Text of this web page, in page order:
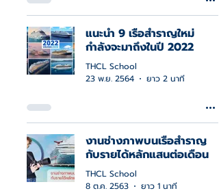
แนะนำ 9 เรือสำราญใหม่
กำลังจะมาถึงในปี 2022
THCL School
23 พ.ย. 2564
ยาว 2 นาที
งานช่างภาพบนเรือสำราญ
กับรายได้หลักแสนต่อเดือน
THCL School
8 ต.ค. 2563
ยาว 1 นาที